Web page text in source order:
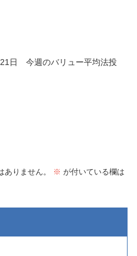
日 今週のバリュー平均法投
りません。 ※ が付いている欄は